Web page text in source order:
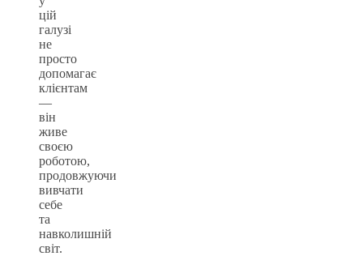
цій
галузі
не
просто
допомагає
клієнтам
—
він
живе
своєю
роботою,
продовжуючи
вивчати
себе
та
навколишній
світ.